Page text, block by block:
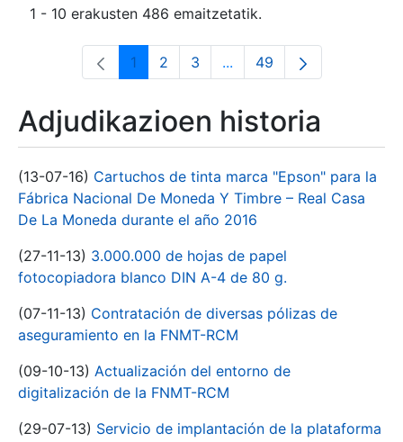
1 - 10 erakusten 486 emaitzetatik.
Orrialdea
1 Orrialdea
2 Orrialdea
3 ...Intermediate Pages Use
Orrialdea
49
Adjudikazioen historia
(13-07-16) Cartuchos de tinta marca "Epson" para la
Fábrica Nacional De Moneda Y Timbre – Real Casa
De La Moneda durante el año 2016
(27-11-13) 3.000.000 de hojas de papel
fotocopiadora blanco DIN A-4 de 80 g.
(07-11-13) Contratación de diversas pólizas de
aseguramiento en la FNMT-RCM
(09-10-13) Actualización del entorno de
digitalización de la FNMT-RCM
(29-07-13) Servicio de implantación de la plataforma